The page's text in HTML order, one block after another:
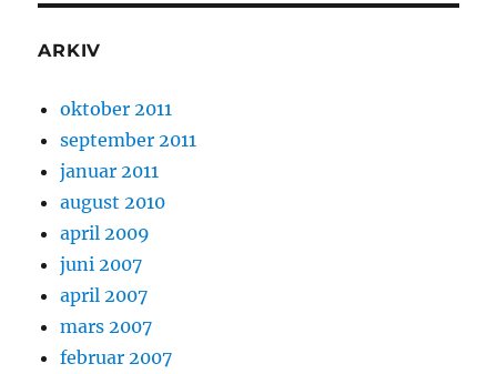
ARKIV
oktober 2011
september 2011
januar 2011
august 2010
april 2009
juni 2007
april 2007
mars 2007
februar 2007